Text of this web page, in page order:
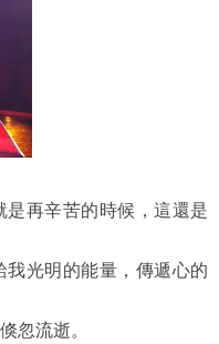
是再辛苦的時候，這還是
光明的能量，傳遞心的
忽流逝。